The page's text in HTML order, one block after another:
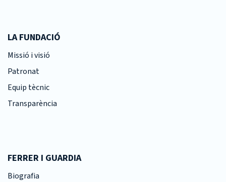
LA FUNDACIÓ
Missió i visió
Patronat
Equip tècnic
Transparència
FERRER I GUARDIA
Biografia